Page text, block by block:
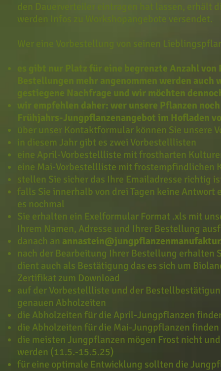
den Dauerverteiler eintragen hat lassen, erhält
werden Infos zu Workshopangebote versendet.
Wer eine Vorbestellung von seinen
es gibt nur Platz für eine begrenzte Anzahl
Bestellungen mehr angenommen werden
gestiegene Nachfrage und wir möchten
wir empfehlen daher: wer unsere Pflanzen
Frühjahrs-Jungpflanzenangebot im Hofladen
über unser Kontaktformular können Sie unsere
in diesem Jahr gibt es zwei Vorbestelllisten
eine April-Vorbestellliste mit frostharten
eine Mai-Vorbestellliste mit frostempfindlichen
stellen Sie sicher das Ihre Emailadresse richtig
falls Sie innerhalb von drei Tagen keine
es nochmal
Sie erhalten ein Exelformular Format .xls mit
Ihrem Namen, Adresse und Ihrer Bestellung
danach an
nach der Bearbeitung Ihrer Bestellung erhalten
dient auch als Bestätigung das es sich um
Zertifikat zum Download
auf der Vorbestellliste und der
genauen Abholzeiten
die Abholzeiten für die April-Jungpflanzen
die Abholzeiten für die Mai-Jungpflanzen
die meisten Jungpflanzen mögen Frost nicht
werden (11.5.-15.5.25)
für eine optimale Entwicklung sollten die